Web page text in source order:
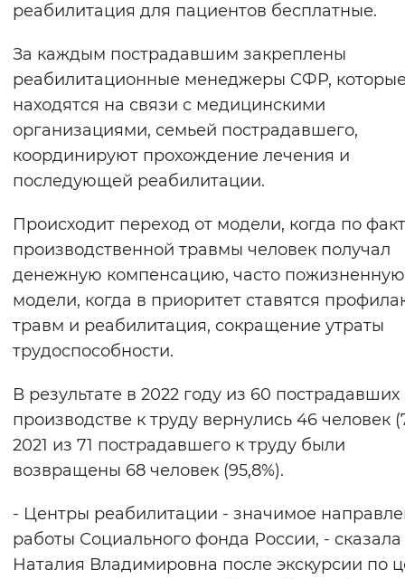
реабилитация для пациентов бесплатные.
За каждым пострадавшим закреплены
реабилитационные менеджеры СФР,
находятся на связи с медицинскими
организациями, семьей пострадавшего,
координируют прохождение лечения и
последующей реабилитации.
Происходит переход от модели, когда по
производственной травмы человек получал
денежную компенсацию, часто
модели, когда в приоритет ставятся
травм и реабилитация, сокращение утраты
трудоспособности.
В результате в 2022 году из 60 пострадавших
производстве к труду вернулись 46 человек
2021 из 71 пострадавшего к труду были
возвращены 68 человек (95,8%).
- Центры реабилитации - значимое
работы Социального фонда России, - сказала
Наталия Владимировна после экскурсии по